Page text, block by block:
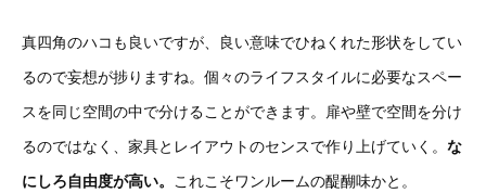
真四角のハコも良いですが、良い意味でひねくれた形状をしてい
るので妄想が捗りますね。個々のライフスタイルに必要なスペー
スを同じ空間の中で分けることができます。扉や壁で空間を分け
るのではなく、家具とレイアウトのセンスで作り上げていく。 な
にしろ自由度が高い。 これこそワンルームの醍醐味かと。